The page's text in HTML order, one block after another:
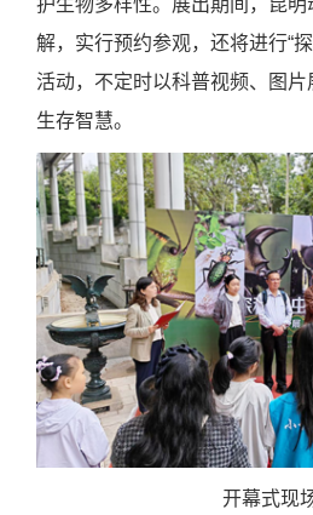
护生物多样性。展出期间，昆
解，实行预约参观，还将进行“
活动，不定时以科普视频、图
生存智慧。
开幕式现